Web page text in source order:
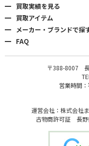
買取実績を見る
買取アイテム
メーカー・ブランドで探
FAQ
〒388-8007
営業時間
運営会社：株式会社
古物商許可証 長